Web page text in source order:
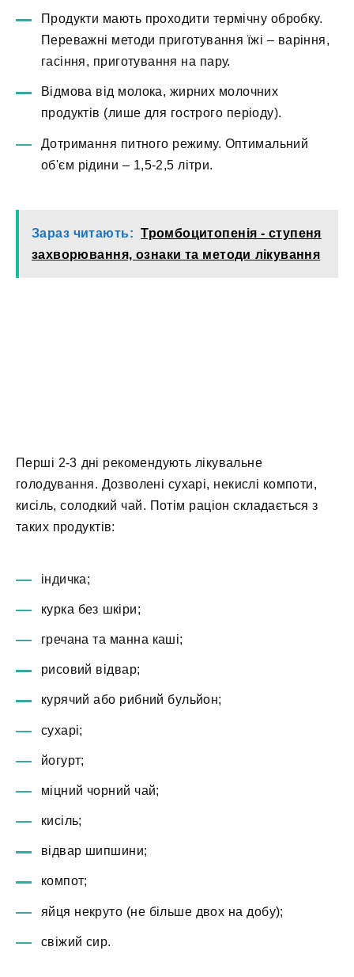
Продукти мають проходити термічну обробку.
Переважні методи приготування їжі – варіння,
гасіння, приготування на пару.
Відмова від молока, жирних молочних
продуктів (лише для гострого періоду).
Дотримання питного режиму. Оптимальний
об'єм рідини – 1,5-2,5 літри.
Зараз читають: Тромбоцитопенія - ступеня
захворювання, ознаки та методи лікування
Перші 2-3 дні рекомендують лікувальне
голодування. Дозволені сухарі, некислі компоти,
кисіль, солодкий чай. Потім раціон складається з
таких продуктів:
індичка;
курка без шкіри;
гречана та манна каші;
рисовий відвар;
курячий або рибний бульйон;
сухарі;
йогурт;
міцний чорний чай;
кисіль;
відвар шипшини;
компот;
яйця некруто (не більше двох на добу);
свіжий сир.